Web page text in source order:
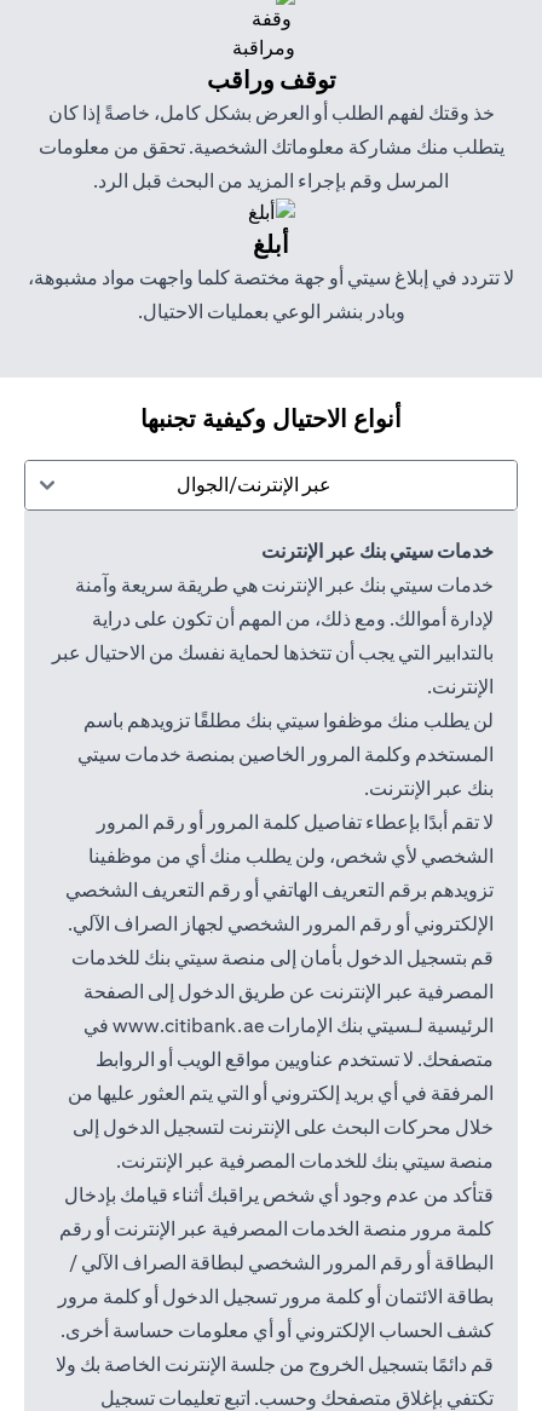
توقف وراقب
خذ وقتك لفهم الطلب أو العرض بشكل كامل، خاصةً إذا كان
يتطلب منك مشاركة معلوماتك الشخصية. تحقق من معلومات
المرسل وقم بإجراء المزيد من البحث قبل الرد.
أبلغ
لا تتردد في إبلاغ سيتي أو جهة مختصة كلما واجهت مواد مشبوهة،
وبادر بنشر الوعي بعمليات الاحتيال.
أنواع الاحتيال وكيفية تجنبها
عبر الإنترنت/الجوال
خدمات سيتي بنك عبر الإنترنت
خدمات سيتي بنك عبر الإنترنت هي طريقة سريعة وآمنة
لإدارة أموالك. ومع ذلك، من المهم أن تكون على دراية
بالتدابير التي يجب أن تتخذها لحماية نفسك من الاحتيال عبر
الإنترنت.
لن يطلب منك موظفوا سيتي بنك مطلقًا تزويدهم باسم
المستخدم وكلمة المرور الخاصين بمنصة خدمات سيتي
بنك عبر الإنترنت.
لا تقم أبدًا بإعطاء تفاصيل كلمة المرور أو رقم المرور
الشخصي لأي شخص، ولن يطلب منك أي من موظفينا
تزويدهم برقم التعريف الهاتفي أو رقم التعريف الشخصي
الإلكتروني أو رقم المرور الشخصي لجهاز الصراف الآلي.
قم بتسجيل الدخول بأمان إلى منصة سيتي بنك للخدمات
المصرفية عبر الإنترنت عن طريق الدخول إلى الصفحة
الرئيسية لـسيتي بنك الإمارات www.citibank.ae
in a new tab
في
متصفحك. لا تستخدم عناويين مواقع الويب أو الروابط
المرفقة في أي بريد إلكتروني أو التي يتم العثور عليها من
خلال محركات البحث على الإنترنت لتسجيل الدخول إلى
منصة سيتي بنك للخدمات المصرفية عبر الإنترنت.
قتأكد من عدم وجود أي شخص يراقبك أثناء قيامك بإدخال
كلمة مرور منصة الخدمات المصرفية عبر الإنترنت أو رقم
البطاقة أو رقم المرور الشخصي لبطاقة الصراف الآلي /
بطاقة الائتمان أو كلمة مرور تسجيل الدخول أو كلمة مرور
كشف الحساب الإلكتروني أو أي معلومات حساسة أخرى.
قم دائمًا بتسجيل الخروج من جلسة الإنترنت الخاصة بك ولا
تكتفي بإغلاق متصفحك وحسب. اتبع تعليمات تسجيل